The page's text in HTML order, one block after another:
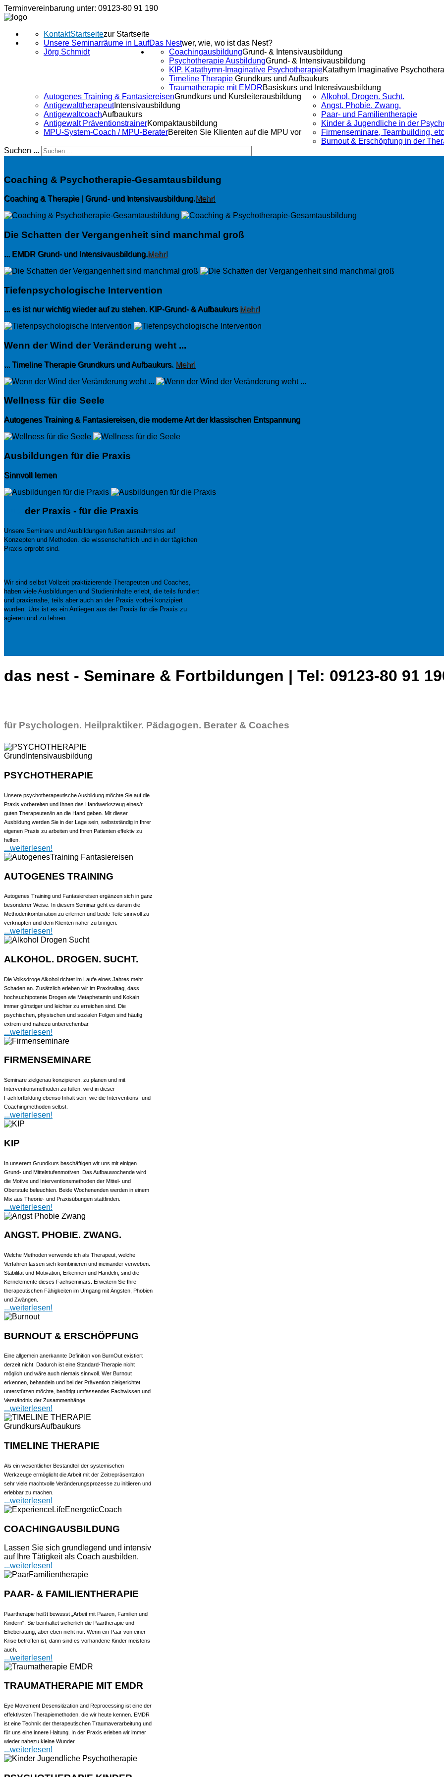
Terminvereinbarung unter: 09123-80 91 190
Startseitezur Startseite
Kontakt
Das Nestwer, wie, wo ist das Nest?
Unsere Seminarräume in Lauf
Jörg Schmidt
CoachingausbildungGrund- & Intensivausbildung
Psychotherapie AusbildungGrund- & Intensivausbildung
KIP. Katathymn-Imaginative PsychotherapieKatathym Imaginative
Timeline Therapie Grundkurs und Aufbaukurs
Traumatherapie mit EMDRBasiskurs und Intensivausbildung
Autogenes Training & FantasiereisenGrundkurs und Kursleiterausbildung
AntigewalttherapeutIntensivausbildung
AntigewaltcoachAufbaukurs
Antigewalt PräventionstrainerKompaktausbildung
MPU-System-Coach / MPU-BeraterBereiten Sie Klienten auf die MPU vor
Alkohol. Drogen. Sucht.
Angst. Phobie. Zwang.
Paar- und Familientherapie
Kinder & Jugendliche in der
Firmenseminare, Teambuilding,
Burnout & Erschöpfung in der
Suchen ...
Coaching & Psychotherapie-Gesamtausbildung
Coaching & Therapie | Grund- und Intensivausbildung.Mehr!
Die Schatten der Vergangenheit sind manchmal groß
... EMDR Grund- und Intensivausbildung.Mehr!
Tiefenpsychologische Intervention
... es ist nur wichtig wieder auf zu stehen. KIP-Grund- & Aufbaukurs Mehr!
Wenn der Wind der Veränderung weht ...
... Timeline Therapie Grundkurs und Aufbaukurs. Mehr!
Wellness für die Seele
Autogenes Training & Fantasiereisen, die moderne Art der klassischen Entspannung
Ausbildungen für die Praxis
Sinnvoll lernen
der Praxis - für die Praxis
Unsere Seminare und Ausbildungen fußen ausnahmslos auf
Konzepten und Methoden. die wissenschaftlich und in der täglichen
Praxis erprobt sind.
Wir sind selbst Vollzeit praktizierende Therapeuten und Coaches,
haben viele Ausbildungen und Studieninhalte erlebt, die teils fundiert
und praxisnahe, teils aber auch an der Praxis vorbei konzipiert
wurden. Uns ist es ein Anliegen aus der Praxis für die Praxis zu
agieren und zu lehren.
das nest - Seminare & Fortbildungen | Tel: 09123-80 91
für Psychologen. Heilpraktiker. Pädagogen. Berater & Coaches
PSYCHOTHERAPIE
Unsere psychotherapeutische Ausbildung möchte Sie auf die
Praxis vorbereiten und Ihnen das Handwerkszeug eines/r
guten Therapeuten/in an die Hand geben. Mit dieser
Ausbildung werden Sie in der Lage sein, selbstständig in Ihrer
eigenen Praxis zu arbeiten und Ihren Patienten effektiv zu
helfen.
...weiterlesen!
AUTOGENES TRAINING
Autogenes Training und Fantasiereisen ergänzen sich in ganz
besonderer Weise. In diesem Seminar geht es darum die
Methodenkombination zu erlernen und beide Teile sinnvoll zu
verknüpfen und dem Klienten näher zu bringen.
...weiterlesen!
ALKOHOL. DROGEN. SUCHT.
Die Volksdroge Alkohol richtet im Laufe eines Jahres mehr
Schaden an. Zusätzlich erleben wir im Praxisalltag, dass
hochsuchtpotente Drogen wie Metaphetamin und Kokain
immer günstiger und leichter zu erreichen sind. Die
psychischen, physischen und sozialen Folgen sind häufig
extrem und nahezu unberechenbar.
...weiterlesen!
FIRMENSEMINARE
Seminare zielgenau konzipieren, zu planen und mit
Interventionsmethoden zu füllen, wird in dieser
Fachfortbildung ebenso Inhalt sein, wie die Interventions- und
Coachingmethoden selbst.
...weiterlesen!
KIP
In unserem Grundkurs beschäftigen wir uns mit einigen
Grund- und Mittelstufenmotiven. Das Aufbauwochende wird
die Motive und Interventionsmethoden der Mittel- und
Oberstufe beleuchten. Beide Wochenenden werden in einem
Mix aus Theorie- und Praxisübungen stattfinden.
...weiterlesen!
ANGST. PHOBIE. ZWANG.
Welche Methoden verwende ich als Therapeut, welche
Verfahren lassen sich kombinieren und ineinander verweben.
Stabilität und Motivation, Erkennen und Handeln, sind die
Kernelemente dieses Fachseminars. Erweitern Sie Ihre
therapeutischen Fähigkeiten im Umgang mit Ängsten, Phobien
und Zwängen.
...weiterlesen!
BURNOUT & ERSCHÖPFUNG
Eine allgemein anerkannte Definition von BurnOut existiert
derzeit nicht. Dadurch ist eine Standard-Therapie nicht
möglich und wäre auch niemals sinnvoll. Wer Burnout
erkennen, behandeln und bei der Prävention zielgerichtet
unterstützen möchte, benötigt umfassendes Fachwissen und
Verständnis der Zusammenhänge.
...weiterlesen!
TIMELINE THERAPIE
Als ein wesentlicher Bestandteil der systemischen
Werkzeuge ermöglicht die Arbeit mit der Zeitrepräsentation
sehr viele machtvolle Veränderungsprozesse zu initiieren und
erlebbar zu machen.
...weiterlesen!
COACHINGAUSBILDUNG
Lassen Sie sich grundlegend und intensiv
auf Ihre Tätigkeit als Coach ausbilden.
...weiterlesen!
PAAR- & FAMILIENTHERAPIE
Paartherapie heißt bewusst „Arbeit mit Paaren, Familien und
Kindern“. Sie beinhaltet sicherlich die Paartherapie und
Eheberatung, aber eben nicht nur. Wenn ein Paar von einer
Krise betroffen ist, dann sind es vorhandene Kinder meistens
auch.
...weiterlesen!
TRAUMATHERAPIE MIT EMDR
Eye Movement Desensitization and Reprocessing ist eine der
effektivsten Therapiemethoden, die wir heute kennen. EMDR
ist eine Technik der therapeutischen Traumaverarbeitung und
für uns eine innere Haltung. In der Praxis erleben wir immer
wieder nahezu kleine Wunder.
...weiterlesen!